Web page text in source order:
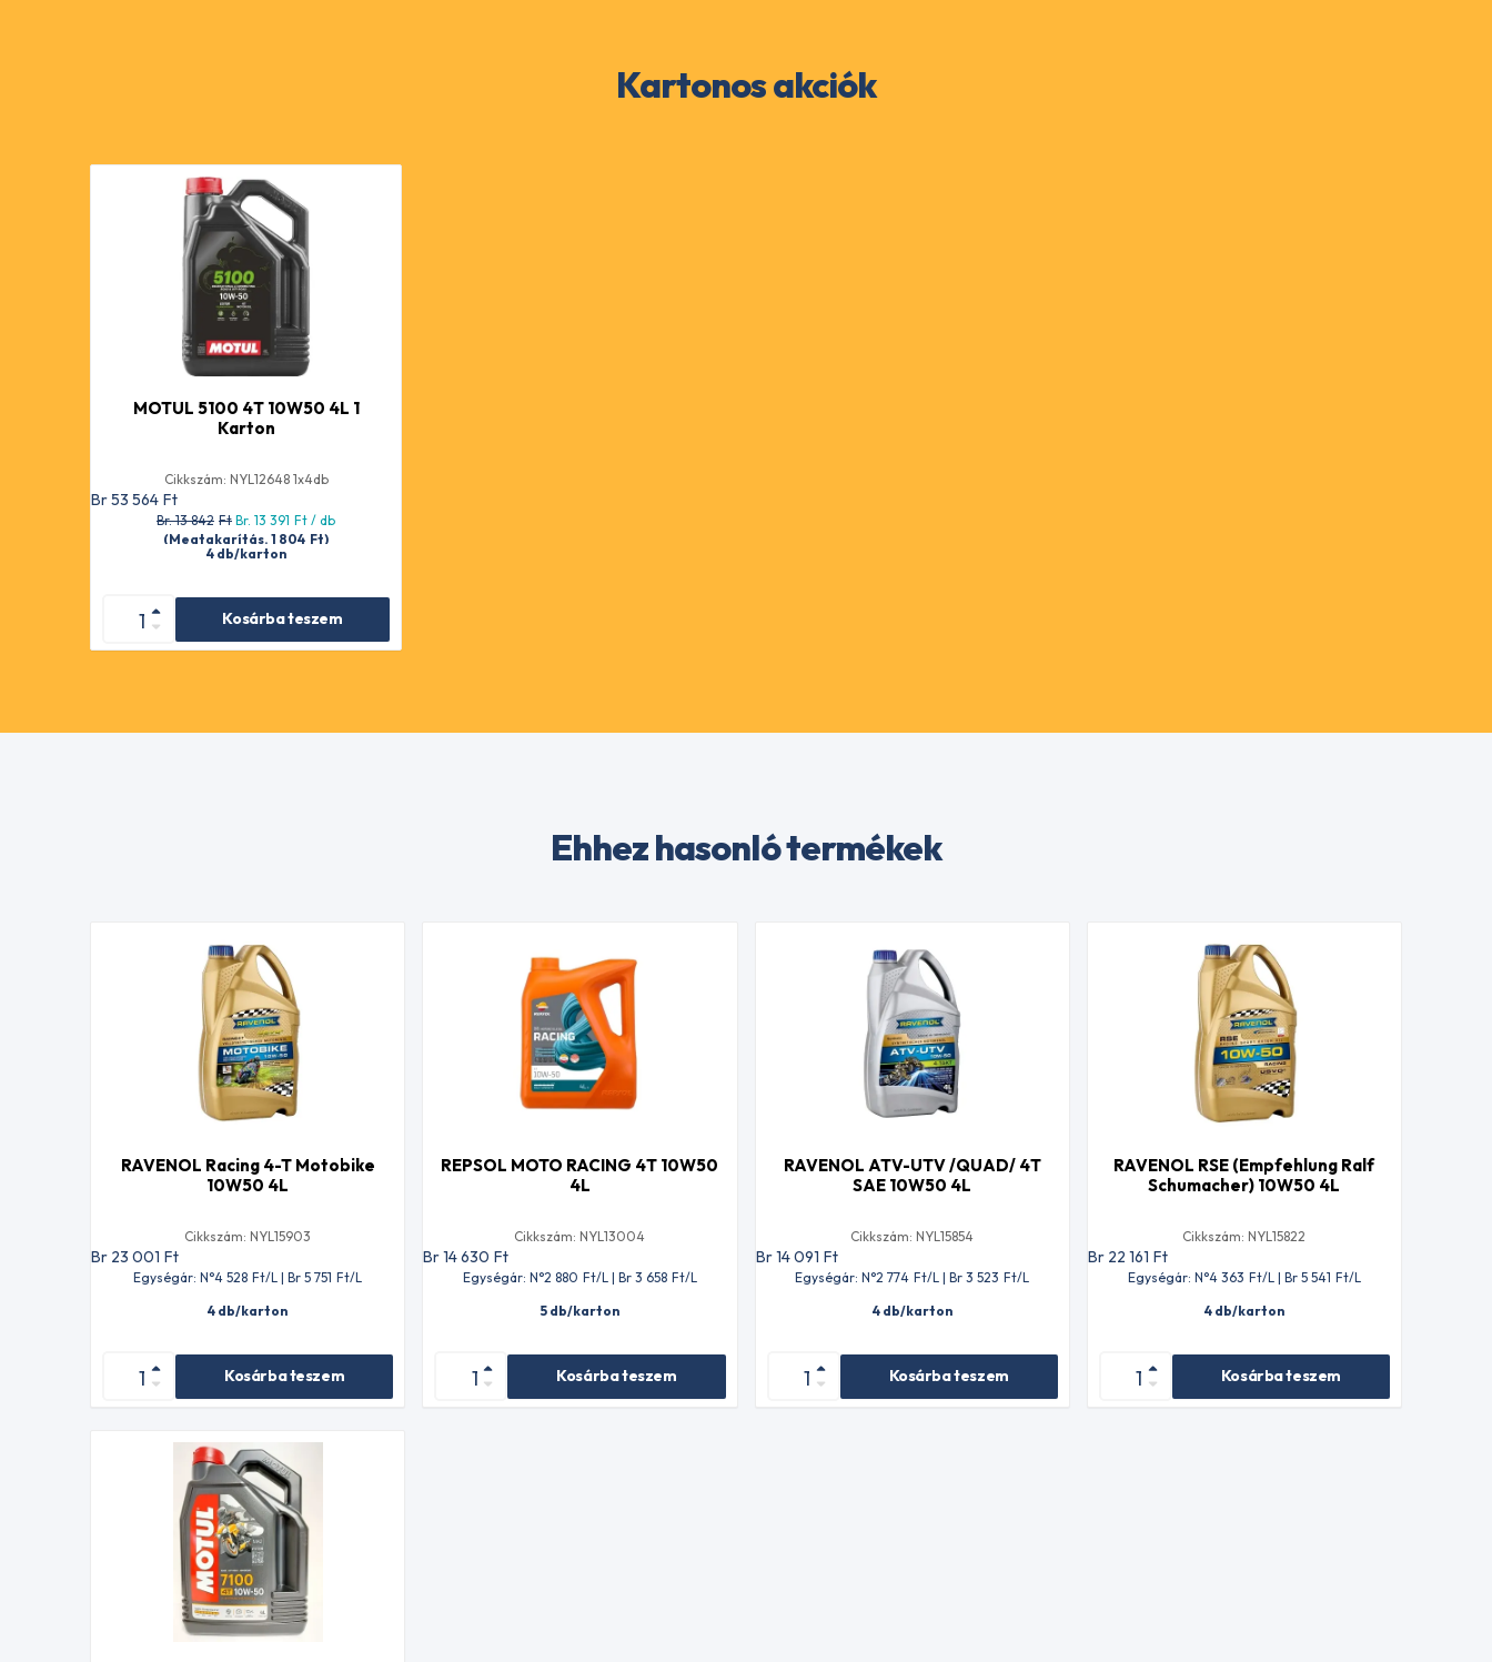
Kartonos akciók
MOTUL 5100 4T 10W50 4L 1
Karton
Cikkszám: NYL12648 1x4db
Br 53 564 Ft
Br. 13 842 Ft Br. 13 391 Ft / db
(Megtakarítás. 1 804 Ft)
4 db/karton
Kosárba teszem
Ehhez hasonló termékek
RAVENOL Racing 4-T Motobike
10W50 4L
Cikkszám: NYL15903
Br 23 001 Ft
Egységár: N°4 528 Ft/L | Br 5 751 Ft/L
4 db/karton
Kosárba teszem
REPSOL MOTO RACING 4T 10W50
4L
Cikkszám: NYL13004
Br 14 630 Ft
Egységár: N°2 880 Ft/L | Br 3 658 Ft/L
5 db/karton
Kosárba teszem
RAVENOL ATV-UTV /QUAD/ 4T
SAE 10W50 4L
Cikkszám: NYL15854
Br 14 091 Ft
Egységár: N°2 774 Ft/L | Br 3 523 Ft/L
4 db/karton
Kosárba teszem
RAVENOL RSE (Empfehlung Ralf
Schumacher) 10W50 4L
Cikkszám: NYL15822
Br 22 161 Ft
Egységár: N°4 363 Ft/L | Br 5 541 Ft/L
4 db/karton
Kosárba teszem